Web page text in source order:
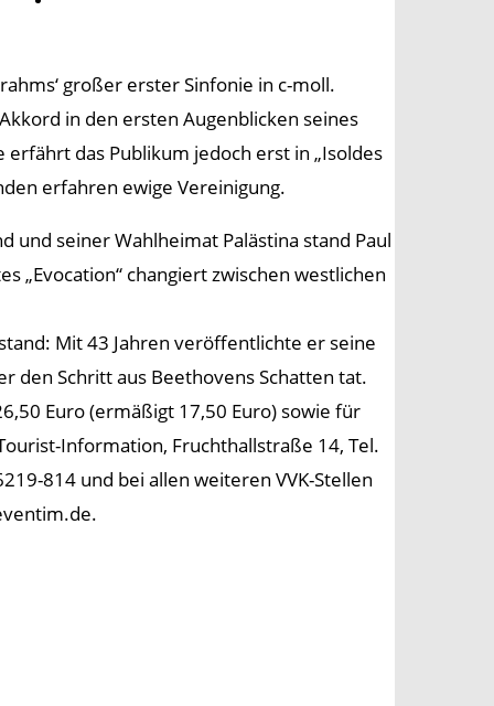
großer erster Sinfonie in c-moll.
in den ersten Augenblicken seines
das Publikum jedoch erst in „Isoldes
erfahren ewige Vereinigung.
und seiner Wahlheimat Palästina stand Paul
„Evocation“ changiert zwischen westlichen
Mit 43 Jahren veröffentlichte er seine
den Schritt aus Beethovens Schatten tat.
Euro (ermäßigt 17,50 Euro) sowie für
Information, Fruchthallstraße 14, Tel.
814 und bei allen weiteren VVK-Stellen